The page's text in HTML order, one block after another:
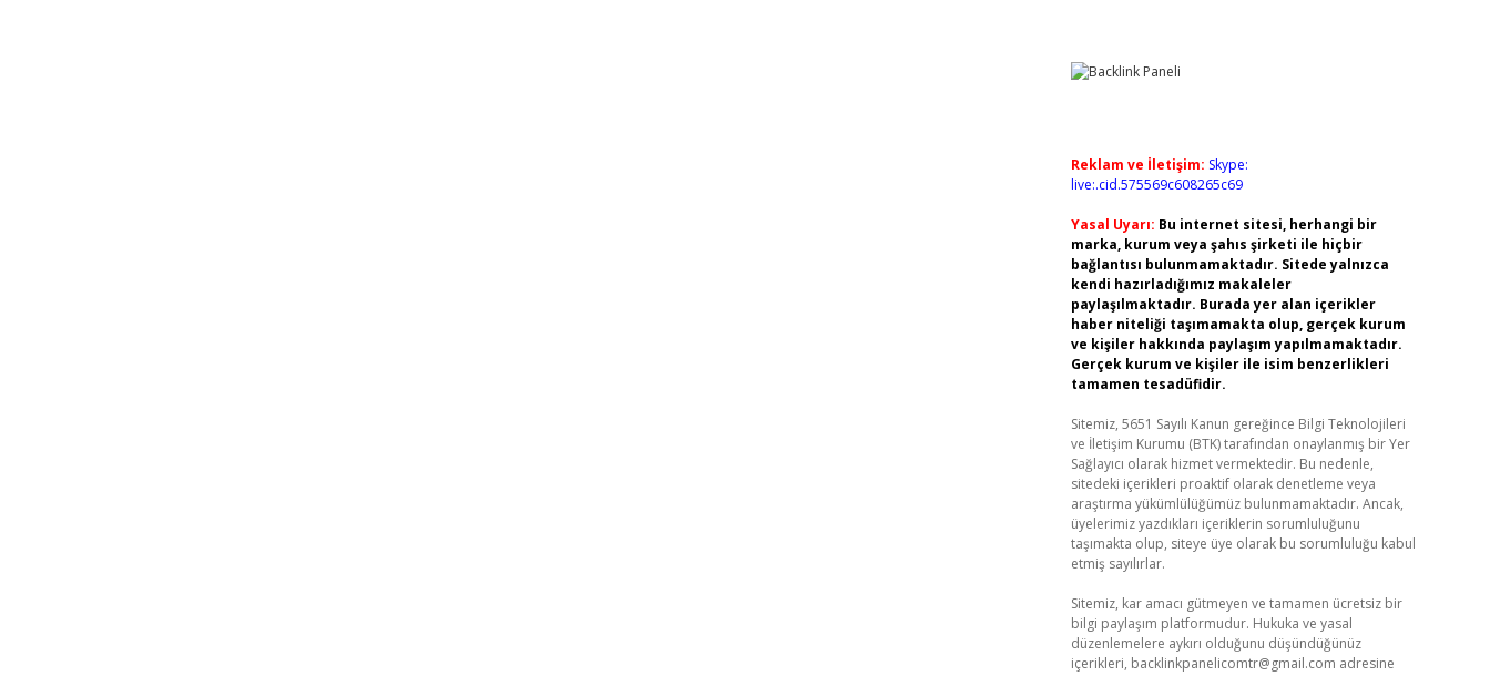
Reklam ve İletişim: Skype:
live:.cid.575569c608265c69
Yasal Uyarı: Bu internet sitesi, herhangi bir
marka, kurum veya şahıs şirketi ile hiçbir
bağlantısı bulunmamaktadır. Sitede yalnızca
kendi hazırladığımız makaleler
paylaşılmaktadır. Burada yer alan içerikler
haber niteliği taşımamakta olup, gerçek kurum
ve kişiler hakkında paylaşım yapılmamaktadır.
Gerçek kurum ve kişiler ile isim benzerlikleri
tamamen tesadüfidir.
Sitemiz, 5651 Sayılı Kanun gereğince Bilgi Teknolojileri
ve İletişim Kurumu (BTK) tarafından onaylanmış bir Yer
Sağlayıcı olarak hizmet vermektedir. Bu nedenle,
sitedeki içerikleri proaktif olarak denetleme veya
araştırma yükümlülüğümüz bulunmamaktadır. Ancak,
üyelerimiz yazdıkları içeriklerin sorumluluğunu
taşımakta olup, siteye üye olarak bu sorumluluğu kabul
etmiş sayılırlar.
Sitemiz, kar amacı gütmeyen ve tamamen ücretsiz bir
bilgi paylaşım platformudur. Hukuka ve yasal
düzenlemelere aykırı olduğunu düşündüğünüz
içerikleri, backlinkpanelicomtr@gmail.com adresine